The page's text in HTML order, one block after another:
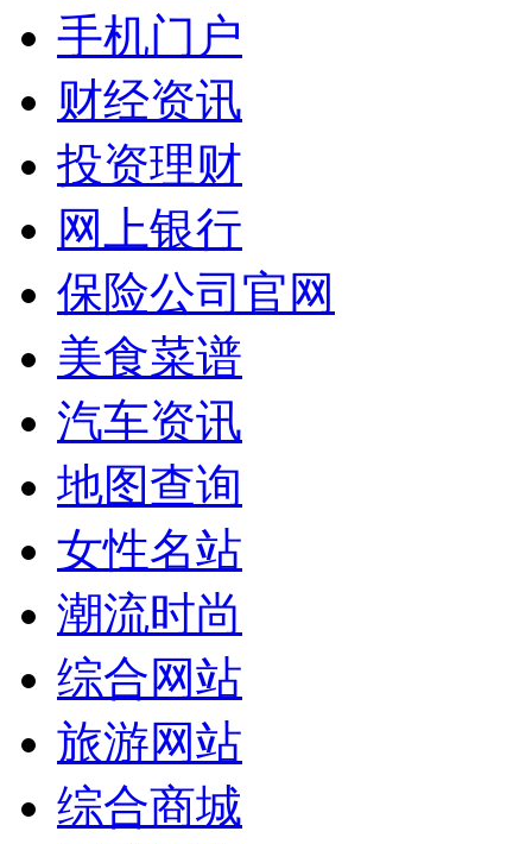
手机门户
财经资讯
投资理财
网上银行
保险公司官网
美食菜谱
汽车资讯
地图查询
女性名站
潮流时尚
综合网站
旅游网站
综合商城